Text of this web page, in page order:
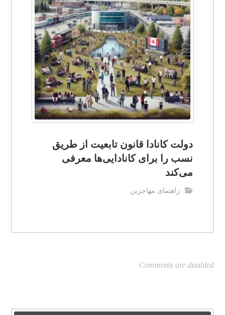
دولت کانادا قانون تابعیت از طریق
نسب را برای کانادایی‌ها معرفی
می‌کند
راهنمای مهاجرین
Comments are disabled